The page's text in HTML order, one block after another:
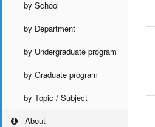
by School
by Department
by Undergraduate program
by Graduate program
by Topic / Subject
About